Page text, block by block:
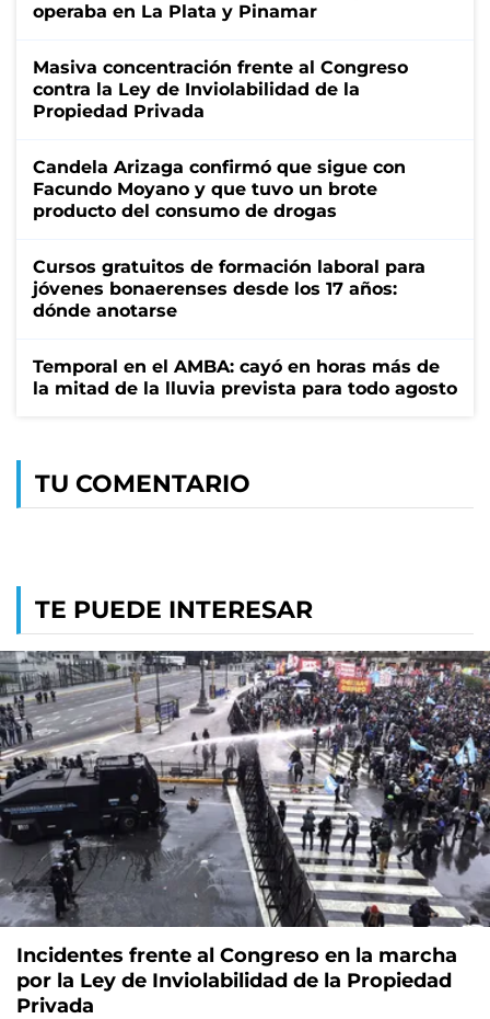
operaba en La Plata y Pinamar
Masiva concentración frente al Congreso
contra la Ley de Inviolabilidad de la
Propiedad Privada
Candela Arizaga confirmó que sigue con
Facundo Moyano y que tuvo un brote
producto del consumo de drogas
Cursos gratuitos de formación laboral para
jóvenes bonaerenses desde los 17 años:
dónde anotarse
Temporal en el AMBA: cayó en horas más de
la mitad de la lluvia prevista para todo agosto
TU COMENTARIO
TE PUEDE INTERESAR
Incidentes frente al Congreso en la marcha
por la Ley de Inviolabilidad de la Propiedad
Privada